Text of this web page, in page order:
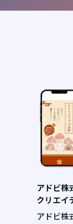
アドビ株
クリエイ
アドビ株